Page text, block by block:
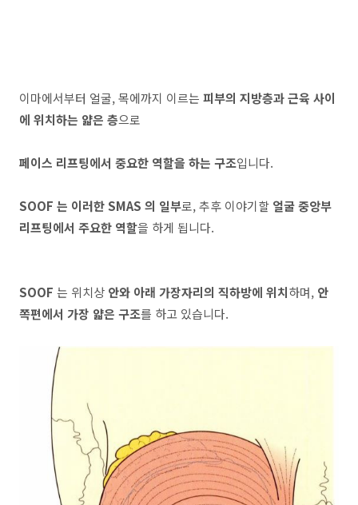
이마에서부터 얼굴, 목에까지 이르는 피부의 지방층과 근육 사이
에 위치하는 얇은 층으로
페이스 리프팅에서 중요한 역할을 하는 구조입니다.
SOOF 는 이러한 SMAS 의 일부로, 추후 이야기할 얼굴 중앙부
리프팅에서 주요한 역할을 하게 됩니다.
SOOF 는 위치상 안와 아래 가장자리의 직하방에 위치하며, 안
쪽편에서 가장 얇은 구조를 하고 있습니다.